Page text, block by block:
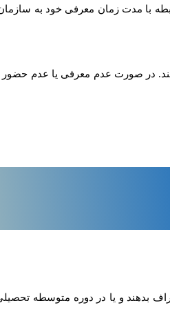
با مدت زمان معرفی خود به
خود را مشخص کنند. در صورت عدم معرفی